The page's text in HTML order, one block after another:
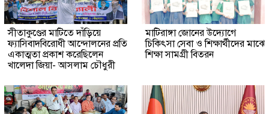
সীতাকুণ্ডের মাটিতে দাঁড়িয়ে
ফ্যাসিবাদবিরোধী আন্দোলনের প্রতি
একাত্মতা প্রকাশ করেছিলেন
খালেদা জিয়া- আসলাম চৌধুরী
মাটিরাঙ্গা জোনের উদ্যোগে
চিকিৎসা সেবা ও শিক্ষার্থীদের মাঝে
শিক্ষা সামগ্রী বিতরন